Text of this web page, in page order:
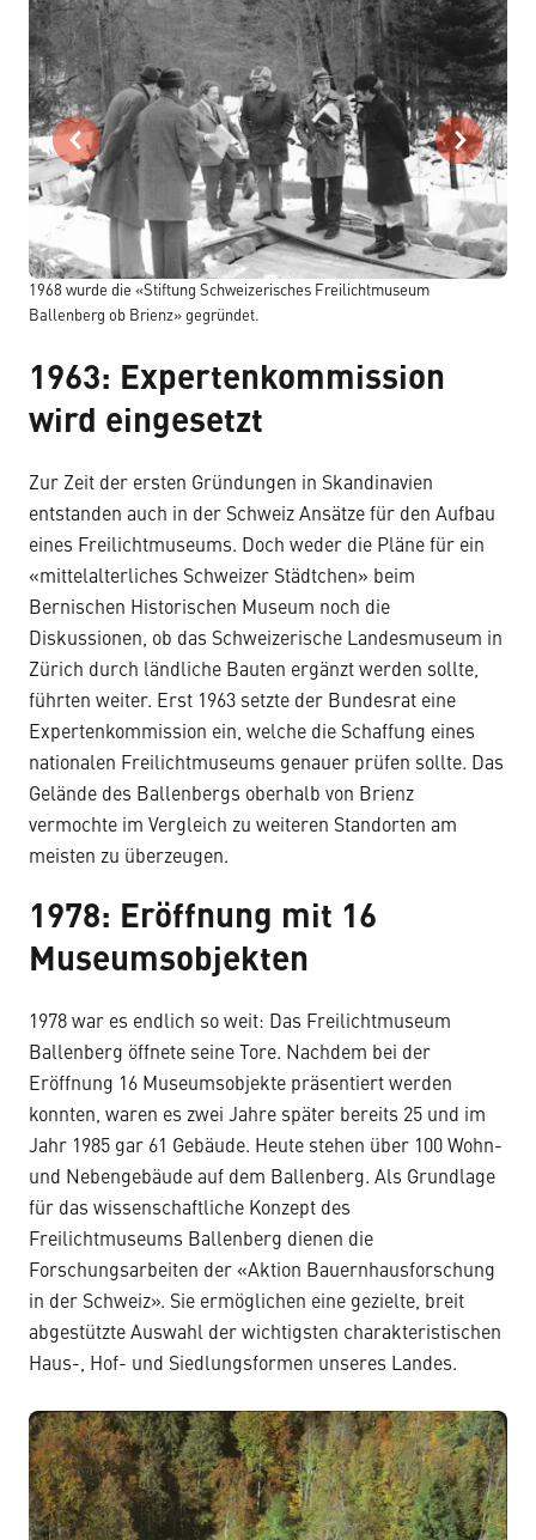
1968 wurde die «Stiftung Schweizerisches Freilichtmuseum
Ballenberg ob Brienz» gegründet.
1963: Expertenkommission
wird eingesetzt
Zur Zeit der ersten Gründungen in Skandinavien
entstanden auch in der Schweiz Ansätze für den Aufbau
eines Freilichtmuseums. Doch weder die Pläne für ein
«mittelalterliches Schweizer Städtchen» beim
Bernischen Historischen Museum noch die
Diskussionen, ob das Schweizerische Landesmuseum in
Zürich durch ländliche Bauten ergänzt werden sollte,
führten weiter. Erst 1963 setzte der Bundesrat eine
Expertenkommission ein, welche die Schaffung eines
nationalen Freilichtmuseums genauer prüfen sollte. Das
Gelände des Ballenbergs oberhalb von Brienz
vermochte im Vergleich zu weiteren Standorten am
meisten zu überzeugen.
1978: Eröffnung mit 16
Museumsobjekten
1978 war es endlich so weit: Das Freilichtmuseum
Ballenberg öffnete seine Tore. Nachdem bei der
Eröffnung 16 Museumsobjekte präsentiert werden
konnten, waren es zwei Jahre später bereits 25 und im
Jahr 1985 gar 61 Gebäude. Heute stehen über 100 Wohn-
und Nebengebäude auf dem Ballenberg. Als Grundlage
für das wissenschaftliche Konzept des
Freilichtmuseums Ballenberg dienen die
Forschungsarbeiten der «Aktion Bauernhausforschung
in der Schweiz». Sie ermöglichen eine gezielte, breit
abgestützte Auswahl der wichtigsten charakteristischen
Haus-, Hof- und Siedlungsformen unseres Landes.